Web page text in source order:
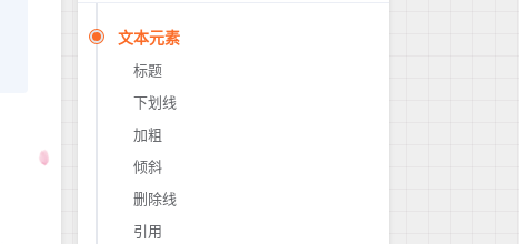
文本元素
标题
下划线
加粗
倾斜
删除线
引用